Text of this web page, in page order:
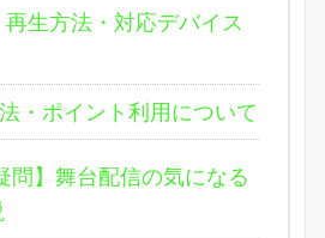
生方法・対応デバイス
・ポイント利用について
問】舞台配信の気になる